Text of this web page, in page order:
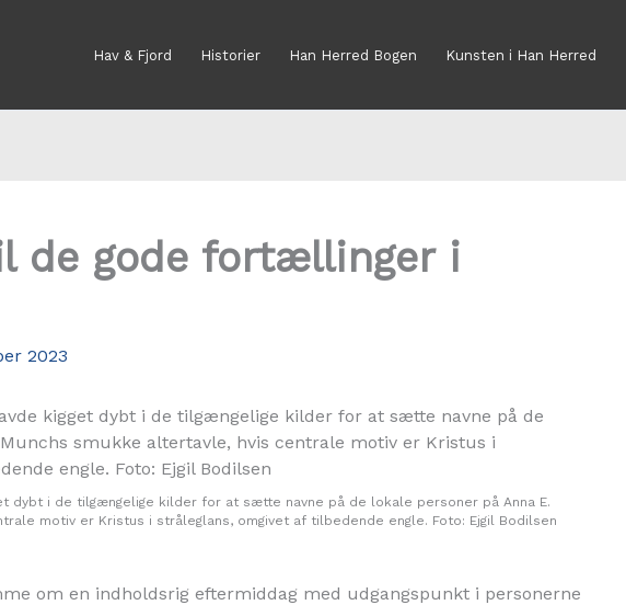
Hav & Fjord Historier Han Herred Bogen Kunsten i Han Herred
de gode fortællinger i
2023
dybt i de tilgængelige kilder for at sætte navne på de lokale personer på Anna E.
motiv er Kristus i stråleglans, omgivet af tilbedende engle. Foto: Ejgil Bodilsen
om en indholdsrig eftermiddag med udgangspunkt i personerne